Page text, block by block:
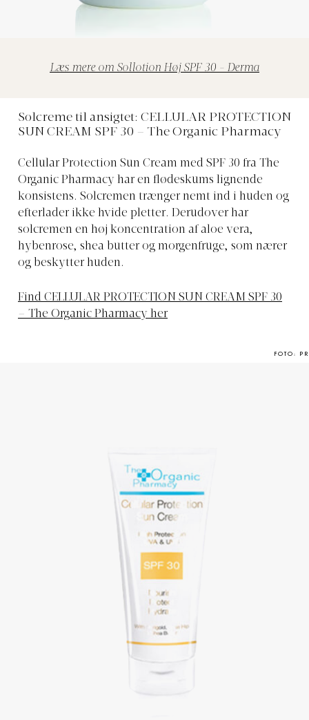
Læs mere om Sollotion Høj SPF 30 - Derma
Solcreme til ansigtet: CELLULAR PROTECTION
SUN CREAM SPF 30 – The Organic Pharmacy
Cellular Protection Sun Cream med SPF 30 fra The
Organic Pharmacy har en flødeskums lignende
konsistens. Solcremen trænger nemt ind i huden og
efterlader ikke hvide pletter. Derudover har
solcremen en høj koncentration af aloe vera,
hybenrose, shea butter og morgenfruge, som nærer
og beskytter huden.
Find CELLULAR PROTECTION SUN CREAM SPF 30
– The Organic Pharmacy her
FOTO: PR